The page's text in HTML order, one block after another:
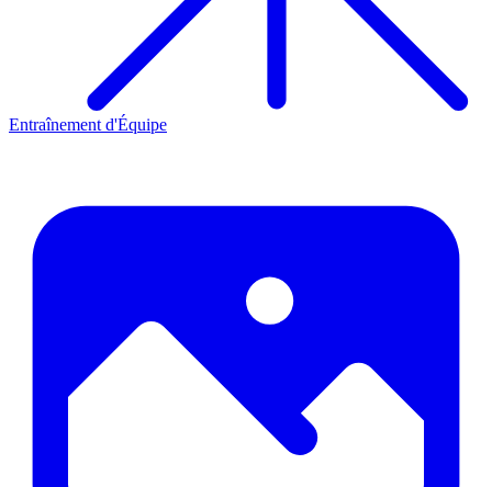
Entraînement d'Équipe